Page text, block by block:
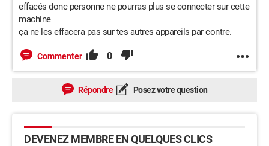
effacés donc personne ne pourras plus se connecter sur cette
machine
ça ne les effacera pas sur tes autres appareils par contre.
Commenter 0
Répondre Posez votre question
DEVENEZ MEMBRE EN QUELQUES CLICS